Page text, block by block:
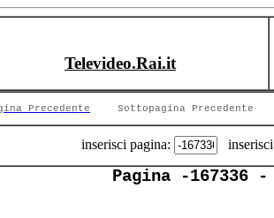
Televideo.Rai.it
Precedente Sottopagina Precedente
inserisci pagina:
Pagina -167336